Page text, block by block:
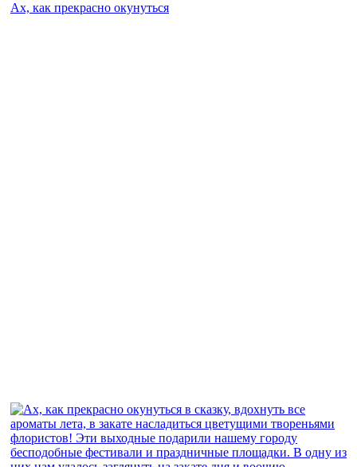
Ах, как прекрасно окунуться